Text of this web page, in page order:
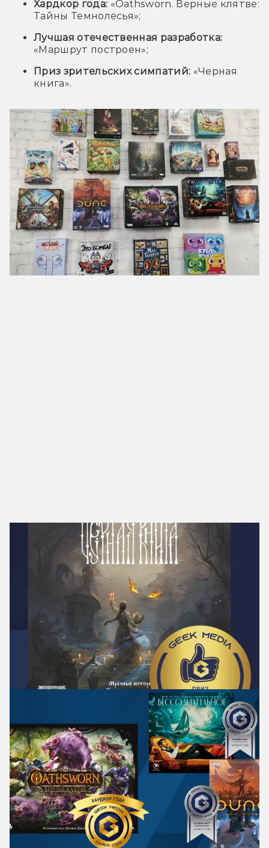
Хардкор года: «Oathsworn. Верные клятве:
Тайны Темнолесья»;
Лучшая отечественная разработка:
«Маршрут построен»;
Приз зрительских симпатий: «Черная
книга».